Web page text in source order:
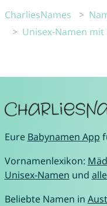
CharliesNames
Unisex-Namen mit
Eure Babynamen App
Vornamenlexikon:
Unisex-Namen und
Beliebte Namen in